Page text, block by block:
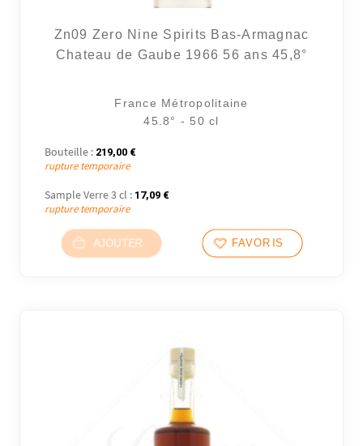
Zn09 Zero Nine Spirits Bas-Armagnac
Chateau de Gaube 1966 56 ans 45,8°
France Métropolitaine
45.8° - 50 cl
Bouteille : 219,00 €
rupture temporaire
Sample Verre 3 cl : 17,09 €
rupture temporaire
AJOUTER FAVORIS